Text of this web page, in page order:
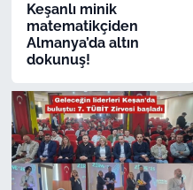
Keşanlı minik
matematikçiden
Almanya’da altın
dokunuş!